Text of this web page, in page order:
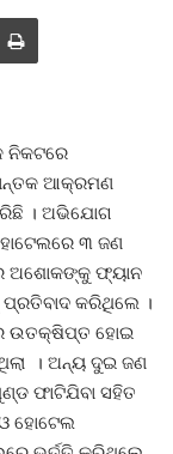
ନିକଟରେ
ଆକ୍ରମଣ
। ଅଭିଯୋଗ
୩ ଜଣ
ଅଶୋକଙ୍କୁ ଫ୍ୟାନ
କରିଥିଲେ ।
ଉତକ୍ଷିପ୍ତ ହୋଇ
। ଅନ୍ୟ ଦୁଇ ଜଣ
ଫାଟିଯିବା ସହିତ
ହୋଟେଲ